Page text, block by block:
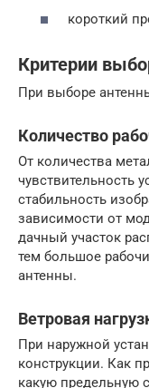
короткий
Критерии
При выборе
Количество
От количества
чувствительность
стабильность
зависимости от
дачный участок
тем большое
антенны.
Ветровая
При наружной
конструкции. Как
какую предельную